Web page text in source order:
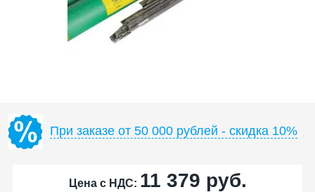
При заказе от 50 000 рублей - скидка 10%
Цена с НДС: 11 379 руб.